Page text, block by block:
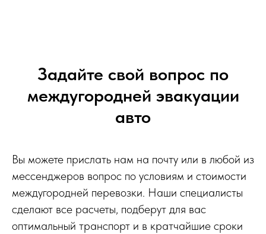
Задайте свой вопрос по
междугородней эвакуации
авто
Вы можете прислать нам на почту или в любой из
мессенджеров вопрос по условиям и стоимости
междугородней перевозки. Наши специалисты
сделают все расчеты, подберут для вас
оптимальный транспорт и в кратчайшие сроки